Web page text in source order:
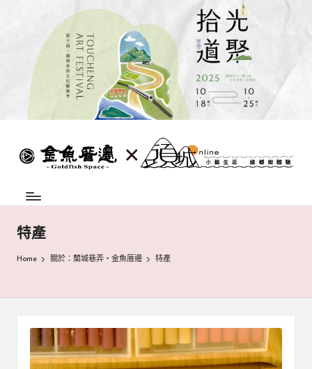
蘭
巷
弄
|
魚
邊
城
中
組
致
特產
Home 關於：蘭城巷弄‧金魚厝邊 特產